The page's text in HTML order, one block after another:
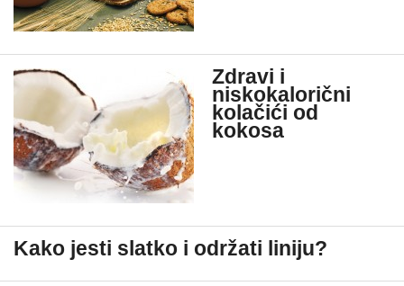
Zdravi i
niskokalorični
kolačići od
kokosa
Kako jesti slatko i održati liniju?